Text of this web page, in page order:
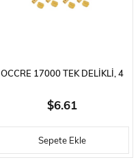
OCCRE 17000 TEK DELIKLI, 4
MM. BLOK, AHŞAP, 20 ADET
$6.61
Sepete Ekle